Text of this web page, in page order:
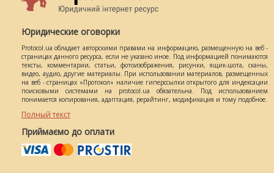
Юридические оговорки
Protocol.ua обладает авторскими правами на информацию, размещенную на веб -
страницах данного ресурса, если не указано иное. Под информацией понимаются
тексты, комментарии, статьи, фотоизображения, рисунки, ящик-шота, сканы,
видео, аудио, другие материалы. При использовании материалов, размещенных
на веб - страницах «Протокол» наличие гиперссылки открытого для индексации
поисковыми системами на protocol.ua обязательна. Под использованием
понимается копирования, адаптация, рерайтинг, модификация и тому подобное.
Полный текст
Приймаємо до оплати